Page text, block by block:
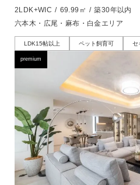
2LDK+WIC / 69.99㎡ / 築30年以内
六本木・広尾・麻布・白金エリア
LDK15帖以上 ペット飼育可 セ
premium